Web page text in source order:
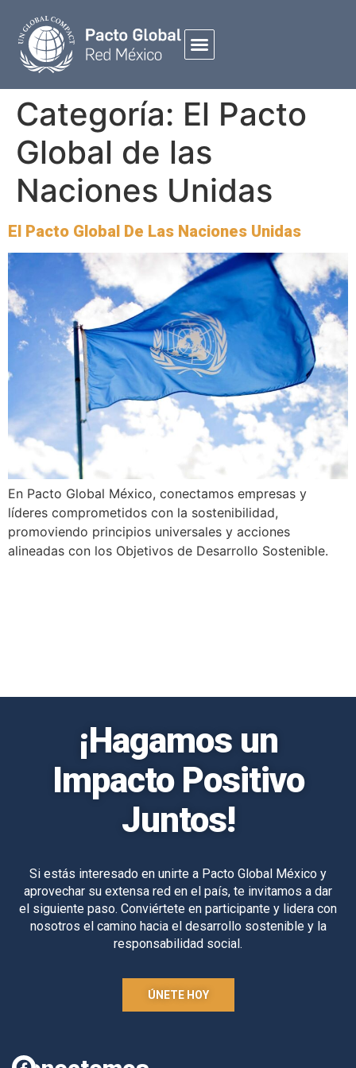
Categoría: El Pacto
Global de las
Naciones Unidas
El Pacto Global De Las Naciones Unidas
En Pacto Global México, conectamos empresas y
líderes comprometidos con la sostenibilidad,
promoviendo principios universales y acciones
alineadas con los Objetivos de Desarrollo Sostenible.
¡Hagamos un
Impacto Positivo
Juntos!
Si estás interesado en unirte a Pacto Global México y
aprovechar su extensa red en el país, te invitamos a dar
el siguiente paso. Conviértete en participante y lidera con
nosotros el camino hacia el desarrollo sostenible y la
responsabilidad social.
ÚNETE HOY